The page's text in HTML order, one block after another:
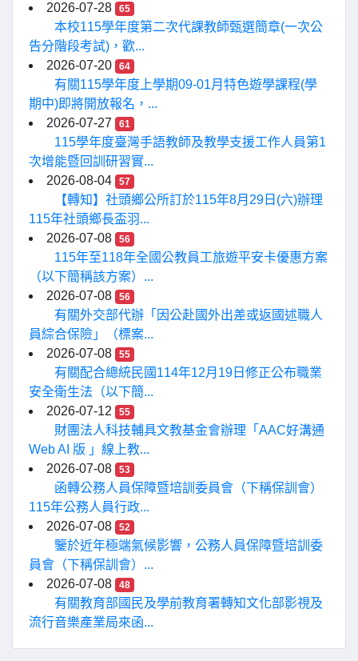
2026-07-28
65
本校115學年度第二次代課教師甄選簡章(一次公
告分階段考試)，歡...
2026-07-20
64
有關115學年度上學期09-01月特色遊學課程(學
期中)即將開放報名，...
2026-07-27
61
115學年度臺灣手語教師及教學支援工作人員第1
次增能暨回訓研習實...
2026-08-04
57
【轉知】社頭鄉公所訂於115年8月29日(六)辦理
115年社頭鄉長盃羽...
2026-07-08
56
115年至118年全國公教員工旅遊平安卡優惠方案
（以下簡稱該方案）...
2026-07-08
56
有關外交部代辦「因公赴國外出差或返國述職人
員綜合保險」（標案...
2026-07-08
55
有關配合總統民國114年12月19日修正公布職業
安全衛生法（以下簡...
2026-07-12
55
財團法人科技輔具文教基金會辦理「AAC好溝通
Web AI 版 」線上教...
2026-07-08
53
函轉公務人員保障暨培訓委員會（下稱保訓會）
115年公務人員行政...
2026-07-08
52
鑒於近年極端氣候影響，公務人員保障暨培訓委
員會（下稱保訓會）...
2026-07-08
48
有關教育部國民及學前教育署轉知文化部影視及
流行音樂產業局來函...